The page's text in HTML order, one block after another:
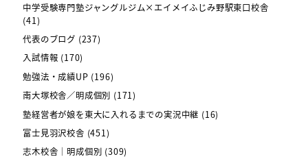
中学受験専門塾ジャングルジム×エイメイふじみ野駅東口校舎
(41)
代表のブログ (237)
入試情報 (170)
勉強法・成績UP (196)
南大塚校舎／明成個別 (171)
塾経営者が娘を東大に入れるまでの実況中継 (16)
富士見羽沢校舎 (451)
志木校舎｜明成個別 (309)